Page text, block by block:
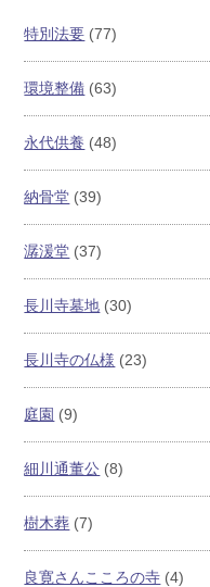
特別法要 (77)
環境整備 (63)
永代供養 (48)
納骨堂 (39)
潺湲堂 (37)
長川寺墓地 (30)
長川寺の仏様 (23)
庭園 (9)
細川通董公 (8)
樹木葬 (7)
良寛さんこころの寺 (4)